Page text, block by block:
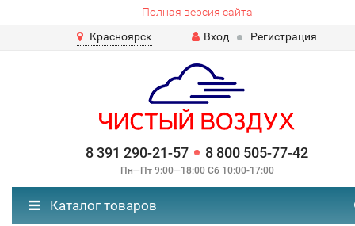
Полная версия сайта
Красноярск
Вход Регистрация
8 391 290-21-57 8 800 505-77-42
Пн—Пт 9:00—18:00 Сб 10:00-17:00
Каталог товаров